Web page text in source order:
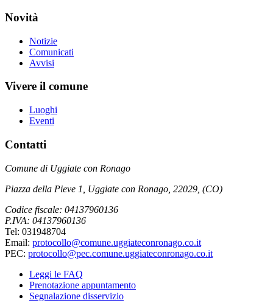
Novità
Notizie
Comunicati
Avvisi
Vivere il comune
Luoghi
Eventi
Contatti
Comune di Uggiate con Ronago
Piazza della Pieve 1, Uggiate con Ronago, 22029, (CO)
Codice fiscale: 04137960136
P.IVA: 04137960136
Tel: 031948704
Email: protocollo@comune.uggiateconronago.co.it
PEC: protocollo@pec.comune.uggiateconronago.co.it
Leggi le FAQ
Prenotazione appuntamento
Segnalazione disservizio